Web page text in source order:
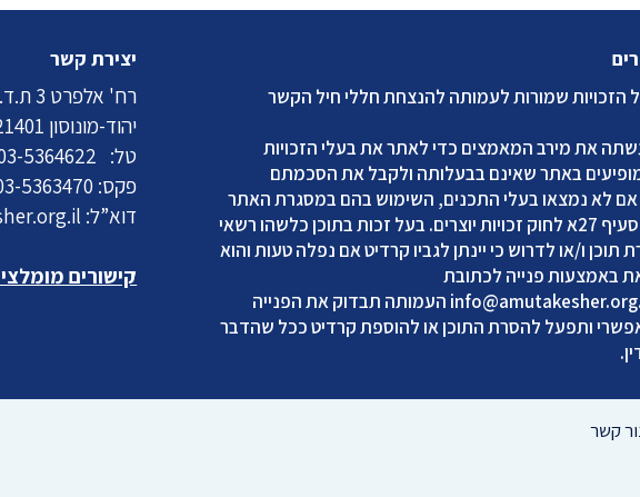
כל הזכויות שמורות לעמותה להנצחת חללי חיל הקשר
את מירב המאמצים כדי לאתר את בעלי הזכויות
באתר שאינם בבעלותה ולקבל את הסכמתם
לא נמצאו בעלי התכנים, השימוש בהם במסגרת האתר
נעשה לפי סעיף 27א לחוק זכויות יוצרים. בעל זכות בתוכן כלשהו רשאי
ו/או לדרוש כי יינתן לגביו קרדיט אם נפלה טעות והוא
באמצעות פנייה לכתובת
העמותה תבדוק את הפנייה
ותפעל להסרת התוכן או להוספת קרדיט ככל שהדבר
יצירת קשר
רח' אלפרט 3 ת.ד. 7289
יהוד-מונוסון 5621401
טל:
פקס: 03-5363470
דוא”ל:
קישורים
קשר